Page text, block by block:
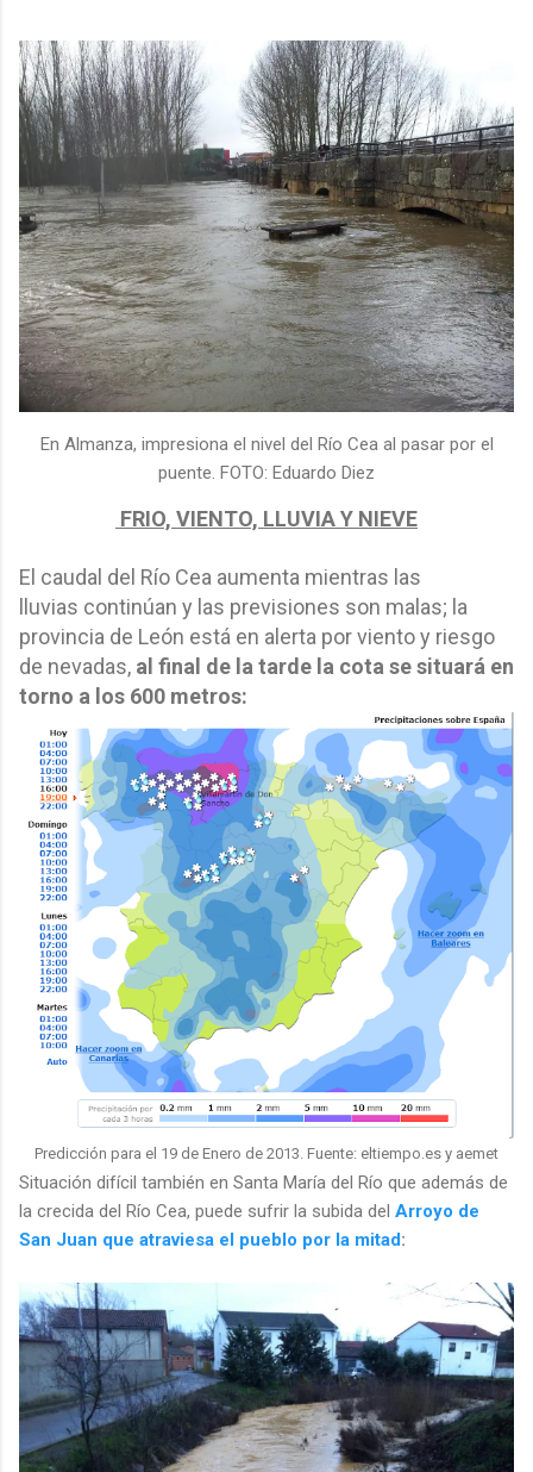
En Almanza, impresiona el nivel del Río Cea al pasar por el
puente. FOTO: Eduardo Diez
FRIO, VIENTO, LLUVIA Y NIEVE
El caudal del Río Cea aumenta mientras las
lluvias continúan y las previsiones son malas; la
provincia de León está en alerta por viento y riesgo
de nevadas, al final de la tarde la cota se situará en
torno a los 600 metros:
Predicción para el 19 de Enero de 2013. Fuente: eltiempo.es y aemet
Situación difícil también en Santa María del Río que además de
la crecida del Río Cea, puede sufrir la subida del Arroyo de
San Juan que atraviesa el pueblo por la mitad: